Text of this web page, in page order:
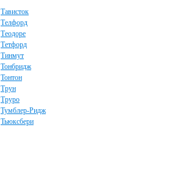
Тависток
Телфорд
Теодоре
Тетфорд
Тинмут
Тонбридж
Тонтон
Трун
Труро
Тумблер-Ридж
Тьюксбери